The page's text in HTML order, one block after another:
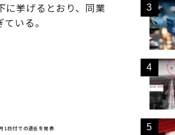
に挙げるとおり、同業
いる。
1日付での退任を発表